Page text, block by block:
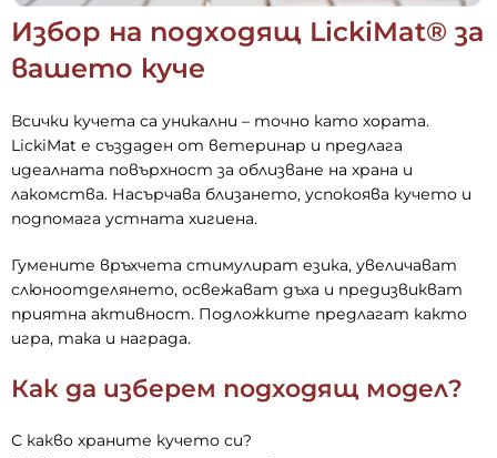
Избор на подходящ LickiMat® за
вашето куче
Всички кучета са уникални – точно като хората.
LickiMat е създаден от ветеринар и предлага
идеалната повърхност за облизване на храна и
лакомства. Насърчава близането, успокоява кучето и
подпомага устната хигиена.
Гумените връхчета стимулират езика, увеличават
слюноотделянето, освежават дъха и предизвикват
приятна активност. Подложките предлагат както
игра, така и награда.
Как да изберем подходящ модел?
С какво храните кучето си?